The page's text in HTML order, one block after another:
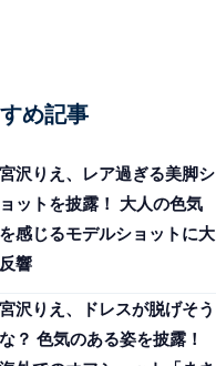
め記事
宮沢りえ、レア過ぎる美脚シ
ョットを披露！ 大人の色気
を感じるモデルショットに大
反響
宮沢りえ、ドレスが脱げそう
な？ 色気のある姿を披露！